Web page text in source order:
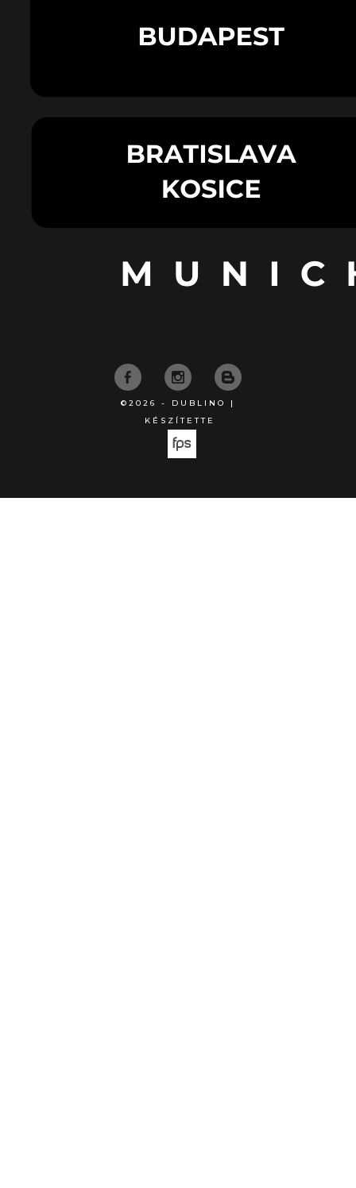
©2026 - DUBLINO |
KÉSZÍTETTE